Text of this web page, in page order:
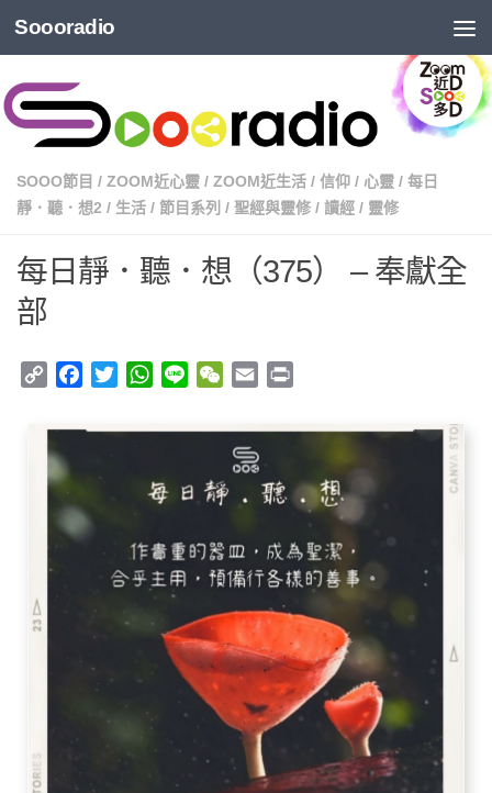
Soooradio
SOOO節目 / ZOOM近心靈 / ZOOM近生活 / 信仰 / 心靈 / 每日
靜．聽．想2 / 生活 / 節目系列 / 聖經與靈修 / 讀經 / 靈修
每日靜．聽．想（375） – 奉獻全
部
Copy
Facebook
TwitterWhatsApp
Line WeChat
Email